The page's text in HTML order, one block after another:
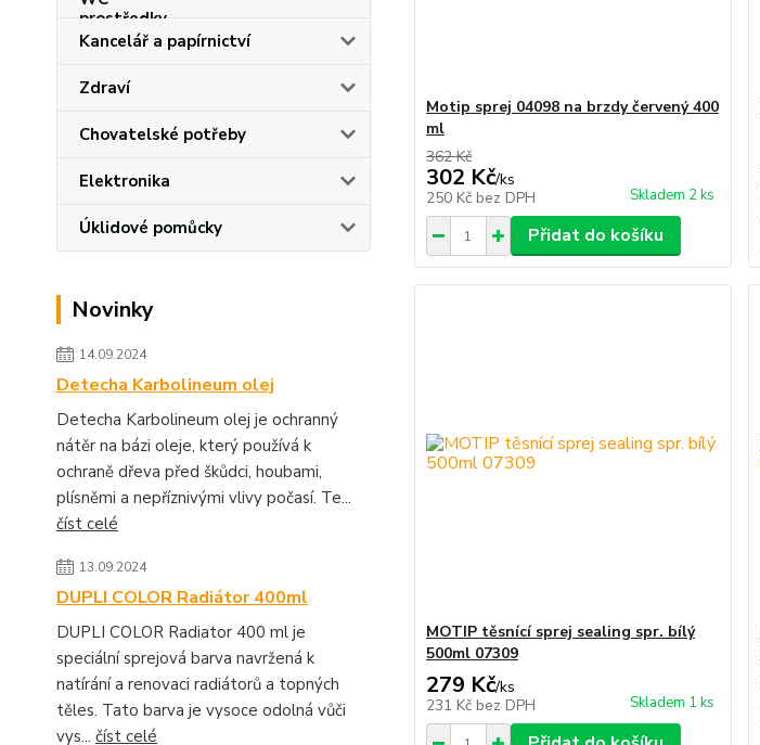
Kancelář a papírnictví
Zdraví
Chovatelské potřeby
Elektronika
Úklidové pomůcky
Novinky
14.09.2024
Detecha Karbolineum olej
Detecha Karbolineum olej je ochranný
nátěr na bázi oleje, který používá k
ochraně dřeva před škůdci, houbami,
plísněmi a nepříznivými vlivy počasí. Te...
číst celé
13.09.2024
DUPLI COLOR Radiátor 400ml
DUPLI COLOR Radiator 400 ml je
speciální sprejová barva navržená k
natírání a renovaci radiátorů a topných
těles. Tato barva je vysoce odolná vůči
vys... číst celé
Motip sprej 04098 na brzdy červený 400
ml
362 Kč
302 Kč/ks
250 Kč bez DPH Skladem 2 ks
Přidat do košíku
MOTIP těsnící sprej sealing spr. bílý
500ml 07309
279 Kč/ks
231 Kč bez DPH Skladem 1 ks